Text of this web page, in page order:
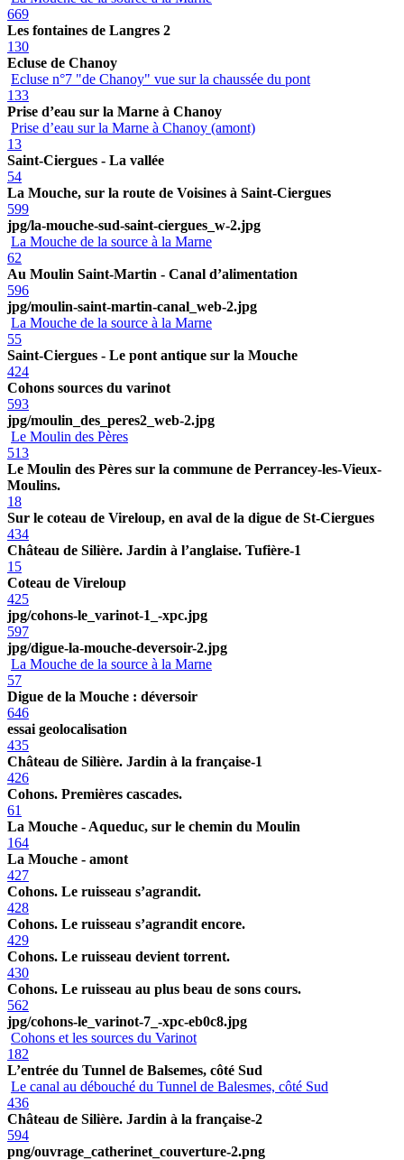
669
Les fontaines de Langres 2
130
Ecluse de Chanoy
Ecluse n°7 "de Chanoy" vue sur la chaussée du pont
133
Prise d’eau sur la Marne à Chanoy
Prise d’eau sur la Marne à Chanoy (amont)
13
Saint-Ciergues - La vallée
54
La Mouche, sur la route de Voisines à Saint-Ciergues
599
jpg/la-mouche-sud-saint-ciergues_w-2.jpg
La Mouche de la source à la Marne
62
Au Moulin Saint-Martin - Canal d’alimentation
596
jpg/moulin-saint-martin-canal_web-2.jpg
La Mouche de la source à la Marne
55
Saint-Ciergues - Le pont antique sur la Mouche
424
Cohons sources du varinot
593
jpg/moulin_des_peres2_web-2.jpg
Le Moulin des Pères
513
Le Moulin des Pères sur la commune de Perrancey-les-Vieux-
Moulins.
18
Sur le coteau de Vireloup, en aval de la digue de St-Ciergues
434
Château de Silière. Jardin à l’anglaise. Tufière-1
15
Coteau de Vireloup
425
jpg/cohons-le_varinot-1_-xpc.jpg
597
jpg/digue-la-mouche-deversoir-2.jpg
La Mouche de la source à la Marne
57
Digue de la Mouche : déversoir
646
essai geolocalisation
435
Château de Silière. Jardin à la française-1
426
Cohons. Premières cascades.
61
La Mouche - Aqueduc, sur le chemin du Moulin
164
La Mouche - amont
427
Cohons. Le ruisseau s’agrandit.
428
Cohons. Le ruisseau s’agrandit encore.
429
Cohons. Le ruisseau devient torrent.
430
Cohons. Le ruisseau au plus beau de sons cours.
562
jpg/cohons-le_varinot-7_-xpc-eb0c8.jpg
Cohons et les sources du Varinot
182
L’entrée du Tunnel de Balsemes, côté Sud
Le canal au débouché du Tunnel de Balesmes, côté Sud
436
Château de Silière. Jardin à la française-2
594
png/ouvrage_catherinet_couverture-2.png